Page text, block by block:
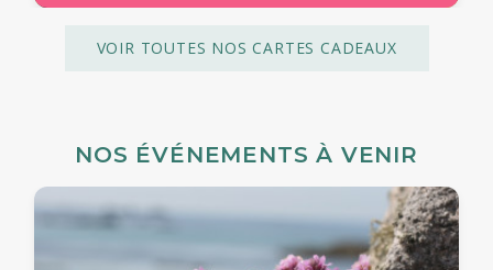
VOIR TOUTES NOS CARTES CADEAUX
NOS ÉVÉNEMENTS À VENIR